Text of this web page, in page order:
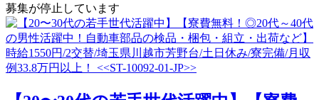
募集が停止しています